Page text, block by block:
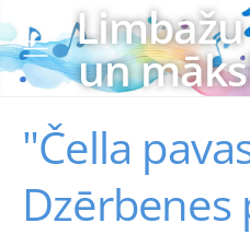
un
"Čella
Dzērbenes